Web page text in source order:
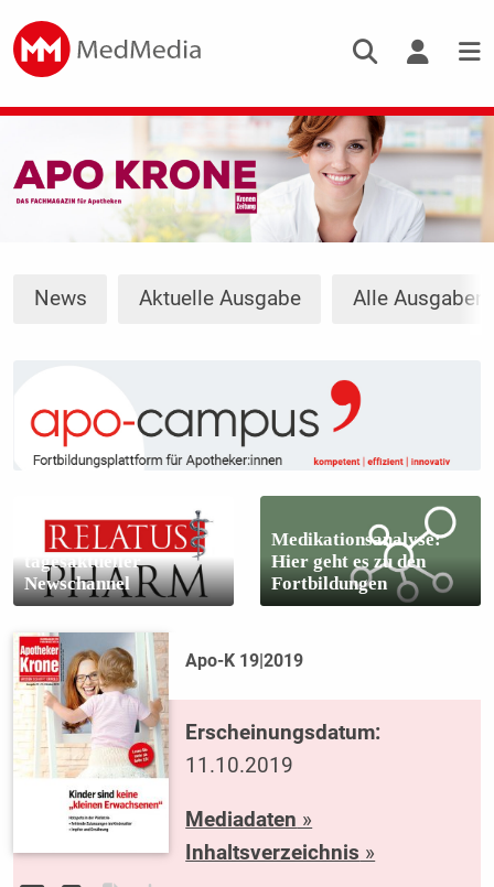
News Aktuelle Ausgabe Alle Ausgaben
tagesaktueller
Newschannel
Medikationsanalyse:
Hier geht es zu den
Fortbildungen
Apo-K 19|2019
Erscheinungsdatum:
11.10.2019
Mediadaten »
Inhaltsverzeichnis »